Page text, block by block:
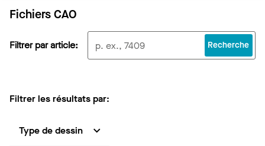
Fichiers CAO
Filtrer par article: Recherche
Filtrer les résultats par:
Type de dessin